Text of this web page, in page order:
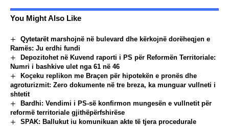
You Might Also Like
Qytetarët marshojnë në bulevard dhe kërkojnë dorëheqjen e
Ramës: Ju erdhi fundi
Depozitohet në Kuvend raporti i PS për Reformën Territoriale:
Numri i bashkive ulet nga 61 në 46
Koçeku replikon me Braçen për hipotekën e pronës dhe
agroturizmit: Zero dokumente në tre breza, ka munguar vullneti i
shtetit
Bardhi: Vendimi i PS-së konfirmon mungesën e vullnetit për
reformë territoriale gjithëpërfshirëse
SPAK: Ballukut iu komunikuan akte të tjera procedurale